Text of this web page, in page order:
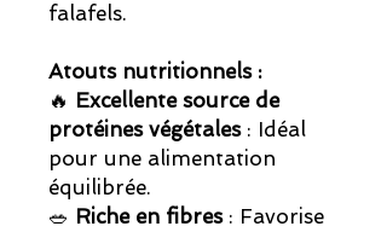
falafels.
Atouts nutritionnels :
🔥 Excellente source de
protéines végétales: Idéal
pour une alimentation
équilibrée.
🥗 Riche en fibres: Favorise